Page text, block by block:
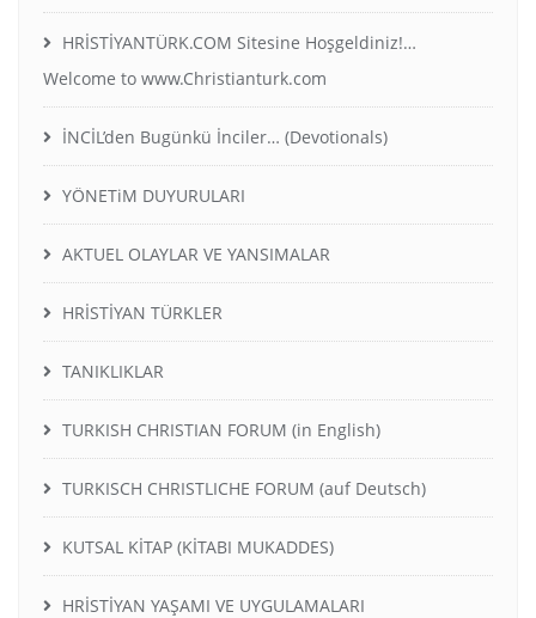
HRİSTİYANTÜRK.COM Sitesine Hoşgeldiniz!…
Welcome to www.Christianturk.com
İNCİL’den Bugünkü İnciler… (Devotionals)
YÖNETiM DUYURULARI
AKTUEL OLAYLAR VE YANSIMALAR
HRİSTİYAN TÜRKLER
TANIKLIKLAR
TURKISH CHRISTIAN FORUM (in English)
TURKISCH CHRISTLICHE FORUM (auf Deutsch)
KUTSAL KİTAP (KİTABI MUKADDES)
HRİSTİYAN YAŞAMI VE UYGULAMALARI